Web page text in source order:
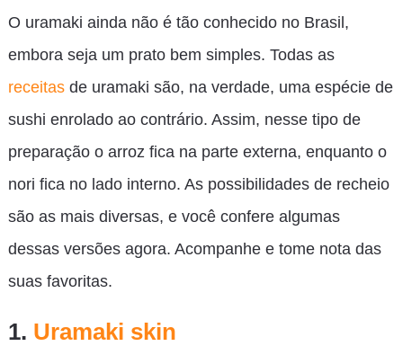
O uramaki ainda não é tão conhecido no Brasil,
embora seja um prato bem simples. Todas as
receitasde uramaki são, na verdade, uma espécie de
sushi enrolado ao contrário. Assim, nesse tipo de
preparação o arroz fica na parte externa, enquanto o
nori fica no lado interno. As possibilidades de recheio
são as mais diversas, e você confere algumas
dessas versões agora. Acompanhe e tome nota das
suas favoritas.
1. Uramaki skin